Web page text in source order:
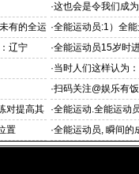
·这也会是令我们成
有的全运 ·全能运动员:1）全
尊（同上
辽宁 ·全能运动员15岁时
·当时人们这样认为
·扫码关注@娱乐有
对提高其
·全能运动.全能运动
朗
置 ·全能运动员, 瞬间